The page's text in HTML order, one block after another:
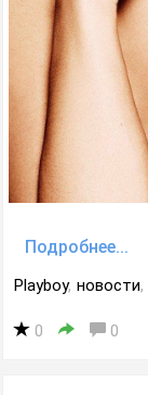
Подробнее...
Playboy, новости,
0 0